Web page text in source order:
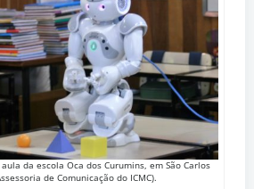
da escola Oca dos Curumins, em São Carlos
de Comunicação do ICMC).